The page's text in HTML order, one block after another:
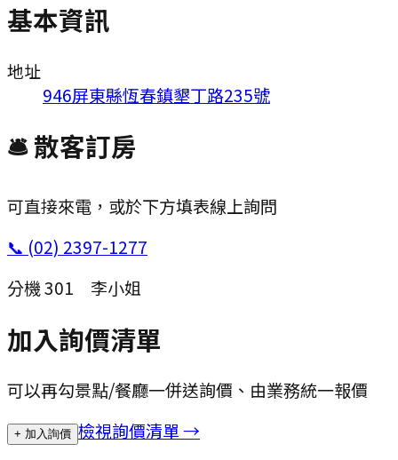
基本資訊
地址
946屏東縣恆春鎮墾丁路235號
🛎 散客訂房
可直接來電，或於下方填表線上詢問
📞 (02) 2397-1277
分機301 李小姐
加入詢價清單
可以再勾景點/餐廳一併送詢價、由業務統一報價
+ 加入詢價 檢視詢價清單 →